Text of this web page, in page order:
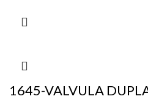
1645-VALVULA